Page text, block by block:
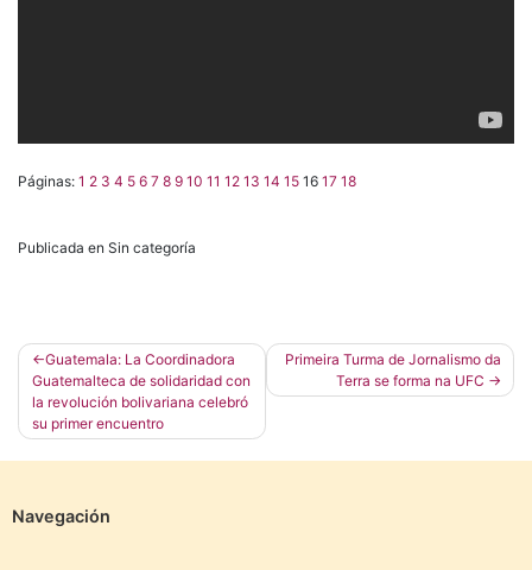
Páginas: 1 2 3 4 5 6 7 8 9 10 11 12 13 14 15 16 17 18
Publicada en Sin categoría
Navegación
de
entradas
Guatemala: La Coordinadora
Guatemalteca de solidaridad con
la revolución bolivariana celebró
su primer encuentro
Primeira Turma de Jornalismo da
Terra se forma na UFC
Navegación